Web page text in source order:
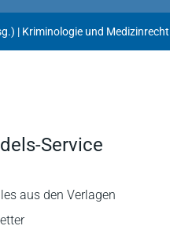
| Kriminologie und Medizinrecht
Service
aus den Verlagen